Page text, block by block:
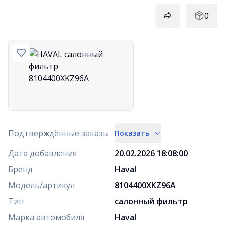
0
Подтверждённые заказы Показать
Дата добавления
20.02.2026 18:08:00
Бренд
Haval
Модель/артикул
8104400XKZ96A
Тип
салонный фильтр
Марка автомобиля
Haval